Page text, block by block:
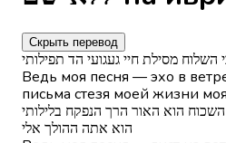
Скрыть перевод
מסילת חיי געגועי הד תפילותי
Ведь моя песня — эхо в
письма стезя моей жизни
הוא האור הרך הנפקח בלילותי
הוא אתה ההולך אלי